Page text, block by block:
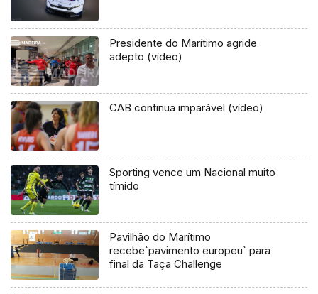
Presidente do Marítimo agride
adepto (vídeo)
CAB continua imparável (vídeo)
Sporting vence um Nacional muito
tímido
Pavilhão do Marítimo
recebe`pavimento europeu` para
final da Taça Challenge